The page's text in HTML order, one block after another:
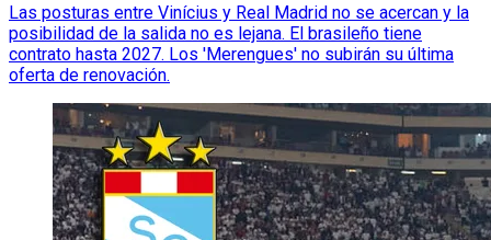
Las posturas entre Vinícius y Real Madrid no se acercan y la
posibilidad de la salida no es lejana. El brasileño tiene
contrato hasta 2027. Los 'Merengues' no subirán su última
oferta de renovación.